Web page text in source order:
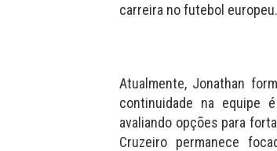
carreira no futebol europeu.
Atualmente, Jonathan
continuidade na equipe
avaliando opções para
Cruzeiro permanece